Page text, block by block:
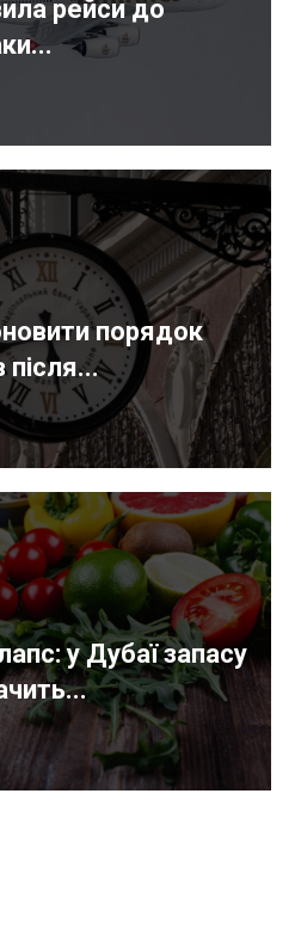
рейси до
порядок
після...
у Дубаї запасу